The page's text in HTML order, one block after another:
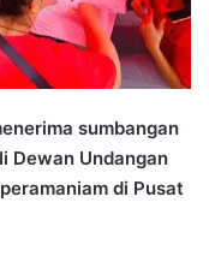
sumbangan
Dewan Undangan
di Pusat